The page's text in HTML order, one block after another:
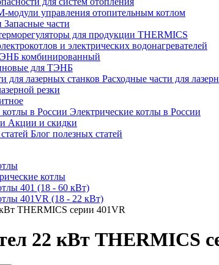
модули управления отопительным котлом
Запасные части
для продукции THERMICS
и электрических водонагревателей
комбинированный
для ТЭНБ
Расходные части для
резки
Электрические котлы в России
Акции и скидки
Блог полезных статей
котлы
401 (18 - 60 кВт)
401VR (18 - 22 кВт)
THERMICS серии 401VR
22 кВт THERMICS